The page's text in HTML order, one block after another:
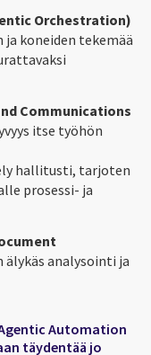
Orchestration)
koneiden tekemää
Communications
itse työhön
hallitusti, tarjoten
prosessi- ja
älykäs analysointi ja
Automation
täydentää jo